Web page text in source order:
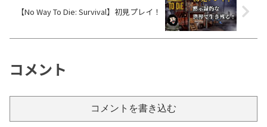
【No Way To Die: Survival】初見プレイ！
コメント
コメントを書き込む